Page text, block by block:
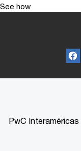
See how
PwC Interaméricas